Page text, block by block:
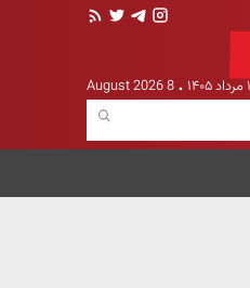
8 August 2026